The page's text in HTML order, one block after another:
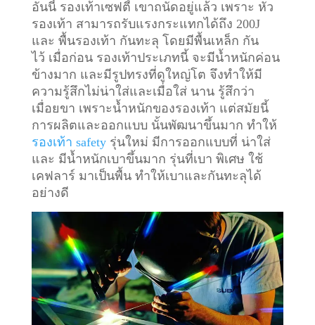
อันนี้ รองเท้าเซฟตี้ เขาถนัดอยู่แล้ว เพราะ หัว
รองเท้า สามารถรับแรงกระแทกได้ถึง 200J
และ พื้นรองเท้า กันทะลุ โดยมีพื้นเหล็ก กัน
ไว้ เมื่อก่อน รองเท้าประเภทนี้ จะมีน้ำหนักค่อน
ข้างมาก และมีรูปทรงที่ดูใหญ่โต จึงทำให้มี
ความรู้สึกไม่น่าใส่และเมื่อใส่ นาน รู้สึกว่า
เมื่อยขา เพราะน้ำหนักของรองเท้า แต่สมัยนี้
การผลิตและออกแบบ นั้นพัฒนาขึ้นมาก ทำให้
รองเท้า safetyรุ่นใหม่ มีการออกแบบที่ น่าใส่
และ มีน้ำหนักเบาขึ้นมาก รุ่นที่เบา พิเศษ ใช้
เคฟลาร์ มาเป็นพื้น ทำให้เบาและกันทะลุได้
อย่างดี